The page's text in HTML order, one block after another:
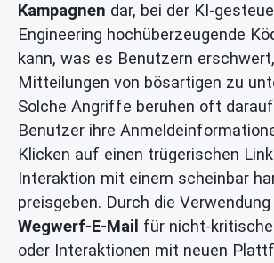
Kampagnen dar, bei der KI-
Engineering hochüberzeugende
kann, was es Benutzern
Mitteilungen von bösartigen zu
Solche Angriffe beruhen oft
Benutzer ihre
Klicken auf einen trügerischen
Interaktion mit einem scheinbar
preisgeben. Durch die
Wegwerf-E-Mail für nicht-
oder Interaktionen mit neuen